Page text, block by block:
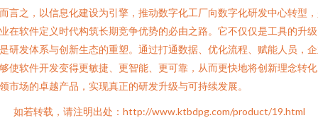
言之，以信息化建设为引擎，推动数字化工厂向数字化研发中心转型
在软件定义时代构筑长期竞争优势的必由之路。它不仅仅是工具的升
研发体系与创新生态的重塑。通过打通数据、优化流程、赋能人员，
使软件开发变得更敏捷、更智能、更可靠，从而更快地将创新理念转
市场的卓越产品，实现真正的研发升级与可持续发展。
如若转载，请注明出处：http://www.ktbdpg.com/product/19.html